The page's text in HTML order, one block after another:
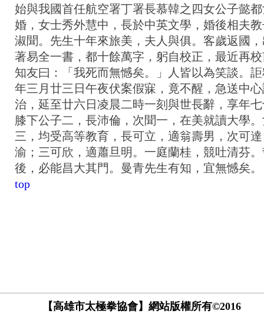
始與我國首任航空署丁署長慕韓之四女公子懿
婚，女士秀外慧中，長於中英文學，婚後相夫
淑聞。先生十年來旅美，夫人與俱。客歲返國
著易全一書，都十餘萬字，躬自校正，最近再
知友曰：「我死而無憾矣。」人皆以為笑談。
年三月廿三日午夜伏案假寐，竟不醒，急送中
治，延至廿六日凌晨二時一刻與世長辭，享年
膝下公子二，長沛倫，次聞一，在美就讀大學
三，均受高等教育，長可立，適翁壽男，次可
渝；三可欣，適蕭旦明。一庭蘭桂，競吐清芬
後，必能昌大其門。曼青先生有知，宜無憾矣。
top
【高雄市太極拳協會】網站版權所有©2016